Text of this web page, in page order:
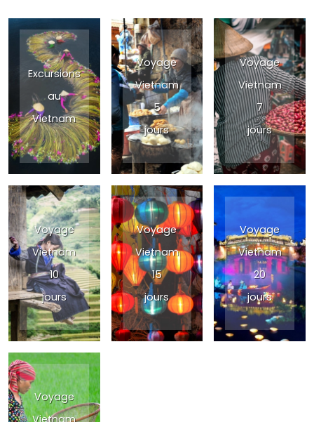
Excursions
au
Vietnam
Voyage
Vietnam
5
jours
Voyage
Vietnam
7
jours
Voyage
Vietnam
10
jours
Voyage
Vietnam
15
jours
Voyage
Vietnam
20
jours
Voyage